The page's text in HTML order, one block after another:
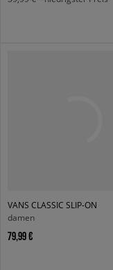
VANS CLASSIC SLIP-ON
damen
79,99 €